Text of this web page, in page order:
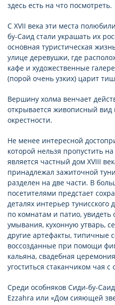
здесь есть на что посмотреть.
С XVII века эти места
бу-Саид стали украшать их
основная туристическая
улице деревушки, где
кафе и художественные
(порой очень узких) царит
Вершину холма венчает
открывается живописный вид
окрестности.
Не менее интересной
которой нельзя пропустить
является частный дом XVIII
принадлежал зажиточной
разделен на две части. В
посетителями предстает
деталях интерьер
по комнатам и патио,
умывания, кухонную утварь,
другие артефакты, типичные
воссозданные при помощи
кальяна, свадебная
угоститься стаканчиком чая
Среди особняков Сиди-бу-
Ezzahra или «Дом сияющей